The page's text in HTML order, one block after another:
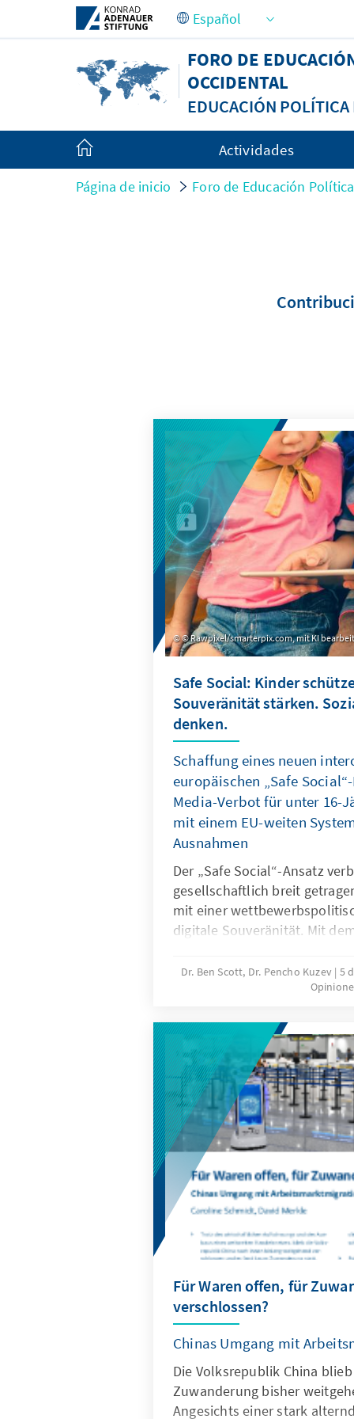
Saltar al contenido principal
FORO DE
OCCIDENTAL
EDUCACIÓN
Actividades
Página de inicio Foro de Educación
© Rawpixel/smarterpix.com, mit KI
Safe Social: Kinder
Souveränität stärken.
denken.
Schaffung eines neuen
europäischen „Safe
Media-Verbot für unter 16-
mit einem EU-weiten
Ausnahmen
Der „Safe Social“-Ansatz
gesellschaftlich breit
mit einer
digitale Souveränität. Mit
gefährliche digitale
Untätigkeit
Ausnahmen verbunden
digitale Dienste neu
wirksam geschützt werden,
für europäische Alternativen
geöffnet werden.
Dr. Ben Scott, Dr. Pencho Kuzev 5
Für Waren offen, für
verschlossen?
Chinas Umgang mit
Die Volksrepublik China
Zuwanderung bisher
Angesichts einer stark